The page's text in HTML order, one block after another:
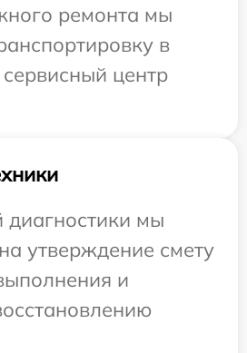
ремонта мы
в
центр
диагностики мы
утверждение смету
и